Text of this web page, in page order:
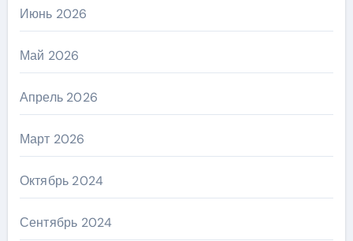
Июнь 2026
Май 2026
Апрель 2026
Март 2026
Октябрь 2024
Сентябрь 2024